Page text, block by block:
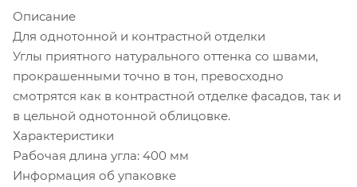
Описание
Для однотонной и контрастной отделки
Углы приятного натурального оттенка со швами,
прокрашенными точно в тон, превосходно
смотрятся как в контрастной отделке фасадов, так и
в цельной однотонной облицовке.
Характеристики
Рабочая длина угла: 400 мм
Информация об упаковке